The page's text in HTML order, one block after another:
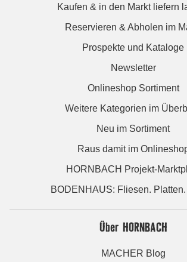
Kaufen & in den Markt liefern
Reservieren & Abholen im
Prospekte und Kataloge
Newsletter
Onlineshop Sortiment
Weitere Kategorien im
Neu im Sortiment
Raus damit im
HORNBACH Projekt-
BODENHAUS: Fliesen.
Über HORNBACH
MACHER Blog